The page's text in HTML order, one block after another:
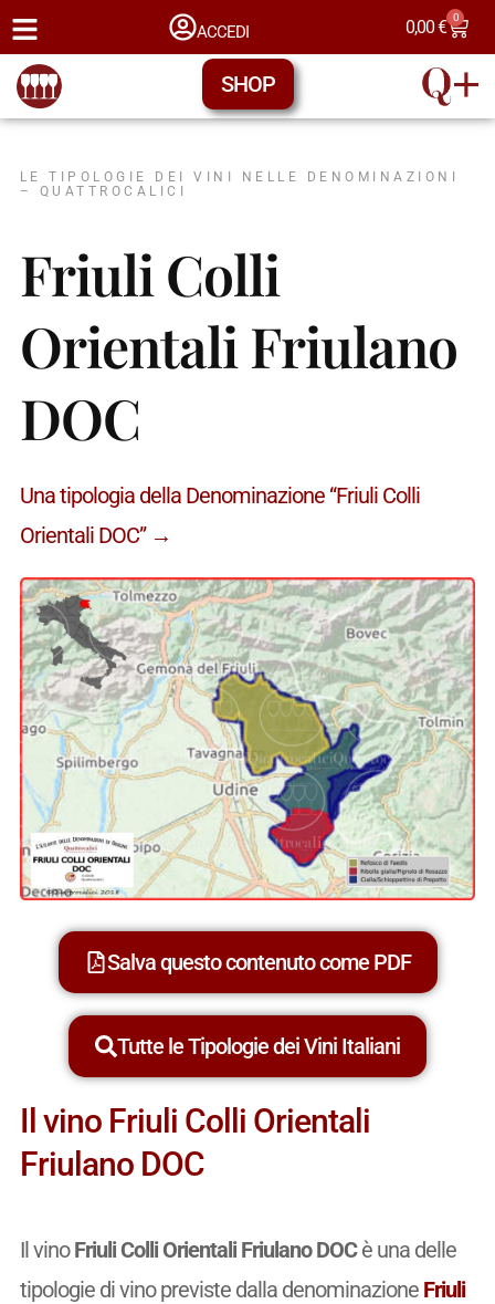
ACCEDI 0,00€ 0
SHOP
LE TIPOLOGIE DEI VINI NELLE DENOMINAZIONI
– QUATTROCALICI
Friuli Colli
Orientali Friulano
DOC
Una tipologia della Denominazione “Friuli Colli
Orientali DOC” →
Salva questo contenuto come PDF
Tutte le Tipologie dei Vini Italiani
Il vino Friuli Colli Orientali
Friulano DOC
Il vinoFriuli Colli Orientali Friulano DOCè una delle
tipologie di vino previste dalla denominazione Friuli